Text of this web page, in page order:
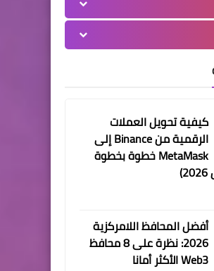
كيفية تحويل العملات
الرقمية من Binance إلى
MetaMask خطوة بخطوة
أفضل المحافظ اللامركزية
2026: نظرة على 8 محافظ
Web3 الأكثر أمانا